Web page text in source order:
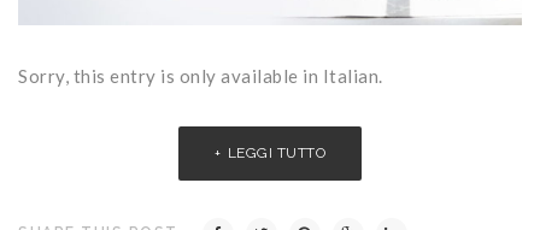
Sorry, this entry is only available in Italian.
LEGGI TUTTO